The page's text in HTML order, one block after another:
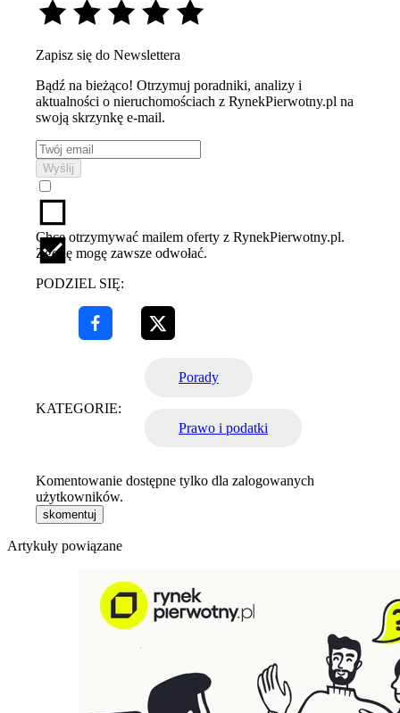
Zapisz się do Newslettera
Bądź na bieżąco! Otrzymuj poradniki, analizy i
aktualności o nieruchomościach z RynekPierwotny.pl na
swoją skrzynkę e-mail.
Wyślij
Chcę otrzymywać mailem oferty z RynekPierwotny.pl.
Zgodę mogę zawsze odwołać.
PODZIEL SIĘ:
KATEGORIE:
Porady
Prawo i podatki
Komentowanie dostępne tylko dla zalogowanych
użytkowników.
skomentuj
Artykuły powiązane